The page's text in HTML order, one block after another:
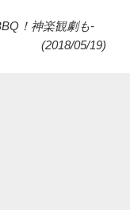
！神楽観劇も-
(2018/05/19)